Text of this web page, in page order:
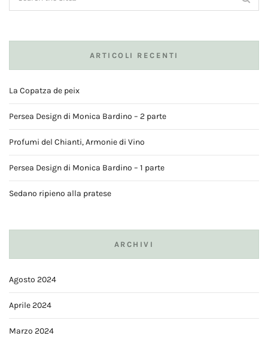
ARTICOLI RECENTI
La Copatza de peix
Persea Design di Monica Bardino – 2 parte
Profumi del Chianti, Armonie di Vino
Persea Design di Monica Bardino – 1 parte
Sedano ripieno alla pratese
ARCHIVI
Agosto 2024
Aprile 2024
Marzo 2024